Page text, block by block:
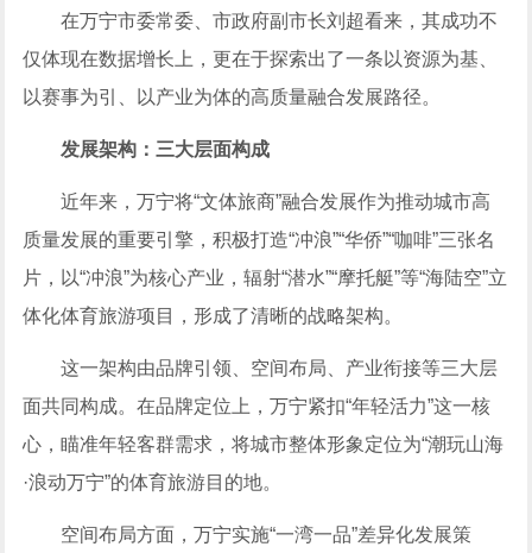
在万宁市委常委、市政府副市长刘超看来，其成功不
仅体现在数据增长上，更在于探索出了一条以资源为基、
以赛事为引、以产业为体的高质量融合发展路径。
发展架构：三大层面构成
近年来，万宁将“文体旅商”融合发展作为推动城市高
质量发展的重要引擎，积极打造“冲浪”“华侨”“咖啡”三张名
片，以“冲浪”为核心产业，辐射“潜水”“摩托艇”等“海陆空”立
体化体育旅游项目，形成了清晰的战略架构。
这一架构由品牌引领、空间布局、产业衔接等三大层
面共同构成。在品牌定位上，万宁紧扣“年轻活力”这一核
心，瞄准年轻客群需求，将城市整体形象定位为“潮玩山海
·浪动万宁”的体育旅游目的地。
空间布局方面，万宁实施“一湾一品”差异化发展策